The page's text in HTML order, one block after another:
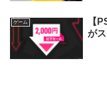
ゲーム
【
が